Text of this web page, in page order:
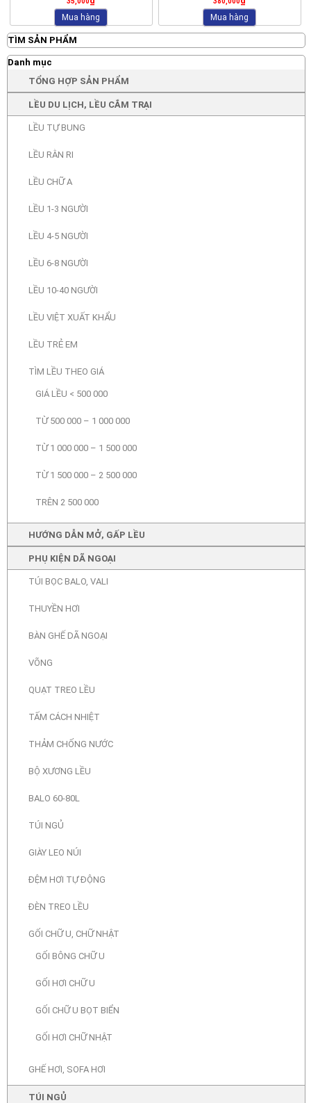
Mua hàng Mua hàng
TÌM SẢN PHẨM
Danh mục
TỔNG HỢP SẢN PHẨM
LỀU DU LỊCH, LỀU CẮM TRẠI
LỀU TỰ BUNG
LỀU RẰN RI
LỀU CHỮ A
LỀU 1-3 NGƯỜI
LỀU 4-5 NGƯỜI
LỀU 6-8 NGƯỜI
LỀU 10-40 NGƯỜI
LỀU VIỆT XUẤT KHẨU
LỀU TRẺ EM
TÌM LỀU THEO GIÁ
GIÁ LỀU < 500 000
TỪ 500 000 – 1 000 000
TỪ 1 000 000 – 1 500 000
TỪ 1 500 000 – 2 500 000
TRÊN 2 500 000
HƯỚNG DẪN MỞ, GẤP LỀU
PHỤ KIỆN DÃ NGOẠI
TÚI BỌC BALO, VALI
THUYỀN HƠI
BÀN GHẾ DÃ NGOẠI
VÕNG
QUẠT TREO LỀU
TẤM CÁCH NHIỆT
THẢM CHỐNG NƯỚC
BỘ XƯƠNG LỀU
BALO 60-80L
TÚI NGỦ
GIÀY LEO NÚI
ĐỆM HƠI TỰ ĐỘNG
ĐÈN TREO LỀU
GỐI CHỮ U, CHỮ NHẬT
GỐI BÔNG CHỮ U
GỐI HƠI CHỮ U
GỐI CHỮ U BỌT BIỂN
GỐI HƠI CHỮ NHẬT
GHẾ HƠI, SOFA HƠI
TÚI NGỦ